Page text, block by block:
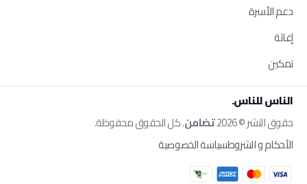
دعم الأسرة
إغاثة
تمكين
الناس للناس.
حقوق النشر © 2026 تضامن. كل الحقوق محفوظة.
الأحكام و الشروطسياسة الخصوصية